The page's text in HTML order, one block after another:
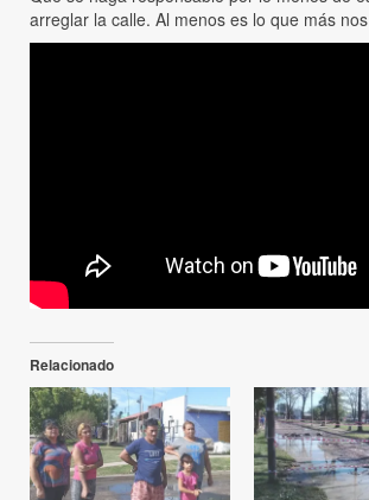
arreglar la calle. Al menos es lo que más
Relacionado